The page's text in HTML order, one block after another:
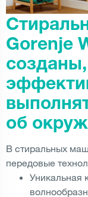
Gorenje
об
В стиральных
передовые
Уникальная